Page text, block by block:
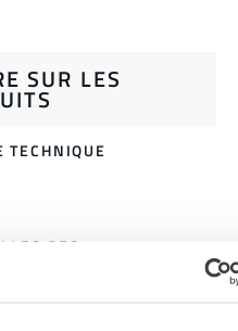
SUR LES
TECHNIQUE
DES